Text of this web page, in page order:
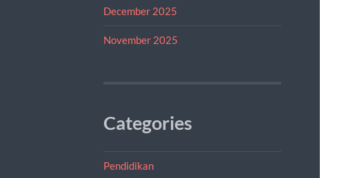
December 2025
November 2025
Categories
Pendidikan